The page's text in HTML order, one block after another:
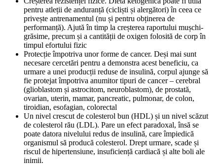
pentru atleții de anduranță (cicliști și alergători) în ceea ce
privește antrenamentul (nu și pentru obținerea de
performanță). Ajută în timp la creșterea raportului mușchi-
grăsime, precum și a cantității de oxigen folosită de corp în
timpul efortului fizic
Protecție împotriva unor forme de cancer. Deși mai sunt
necesare cercetări pentru a demonstra acest beneficiu, ca
urmare a unei producții reduse de insulină, corpul ajunge să
fie protejat împotriva anumitor tipuri de cancer – cerebral
(glioblastom și astrocitom, neuroblastom), de prostată,
ovarian, uterin, mamar, pancreatic, pulmonar, de colon,
tiroidian, esofagian, colorectal
Un nivel crescut de colesterol bun (HDL) și un nivel scăzut
de colesterol rău (LDL). Pare un efect paradoxal, însă se
poate datora nivelului redus de insulină, care împiedică
organismul să producă colesterol. Drept urmare, scade și
riscul de hipertensiune, insuficiență cardiacă și alte boli ale
inimii.